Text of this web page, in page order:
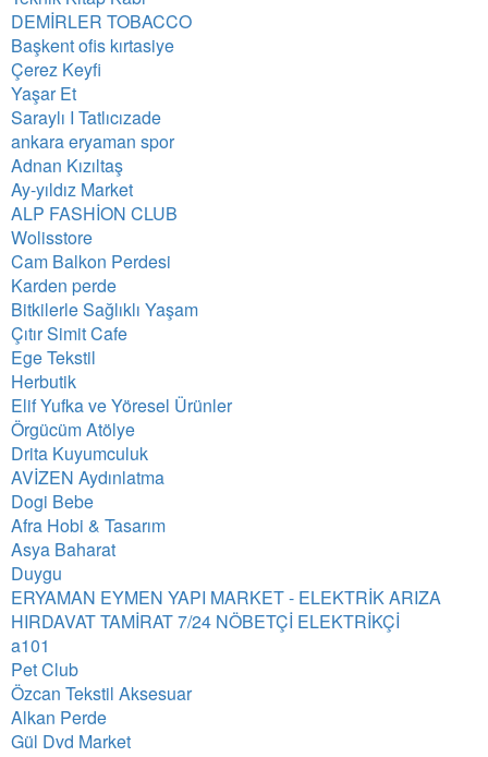
DEMİRLER TOBACCO
Başkent ofis kırtasiye
Çerez Keyfi
Yaşar Et
Saraylı I Tatlıcızade
ankara eryaman spor
Adnan Kızıltaş
Ay-yıldız Market
ALP FASHİON CLUB
Wolisstore
Cam Balkon Perdesi
Karden perde
Bitkilerle Sağlıklı Yaşam
Çıtır Simit Cafe
Ege Tekstil
Herbutik
Elif Yufka ve Yöresel Ürünler
Örgücüm Atölye
Drita Kuyumculuk
AVİZEN Aydınlatma
Dogi Bebe
Afra Hobi & Tasarım
Asya Baharat
Duygu
ERYAMAN EYMEN YAPI MARKET - ELEKTRİK ARIZA
HIRDAVAT TAMİRAT 7/24 NÖBETÇİ ELEKTRİKÇİ
a101
Pet Club
Özcan Tekstil Aksesuar
Alkan Perde
Gül Dvd Market